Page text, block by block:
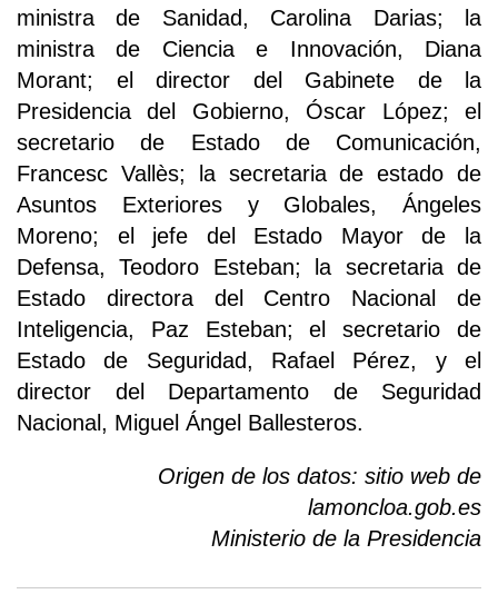
ministra de Sanidad, Carolina Darias; la
ministra de Ciencia e Innovación, Diana
Morant; el director del Gabinete de la
Presidencia del Gobierno, Óscar López; el
secretario de Estado de Comunicación,
Francesc Vallès; la secretaria de estado de
Asuntos Exteriores y Globales, Ángeles
Moreno; el jefe del Estado Mayor de la
Defensa, Teodoro Esteban; la secretaria de
Estado directora del Centro Nacional de
Inteligencia, Paz Esteban; el secretario de
Estado de Seguridad, Rafael Pérez, y el
director del Departamento de Seguridad
Nacional, Miguel Ángel Ballesteros.
Origen de los datos: sitio web de
lamoncloa.gob.es
Ministerio de la Presidencia